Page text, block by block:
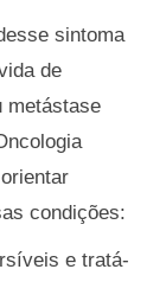
sintoma
de
metástase
condições:
e tratá-